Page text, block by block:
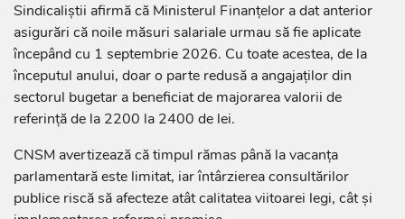
Sindicaliștii afirmă că Ministerul Finanțelor a dat anterior
asigurări că noile măsuri salariale urmau să fie aplicate
începând cu 1 septembrie 2026. Cu toate acestea, de la
începutul anului, doar o parte redusă a angajaților din
sectorul bugetar a beneficiat de majorarea valorii de
referință de la 2200 la 2400 de lei.
CNSM avertizează că timpul rămas până la vacanța
parlamentară este limitat, iar întârzierea consultărilor
publice riscă să afecteze atât calitatea viitoarei legi, cât și